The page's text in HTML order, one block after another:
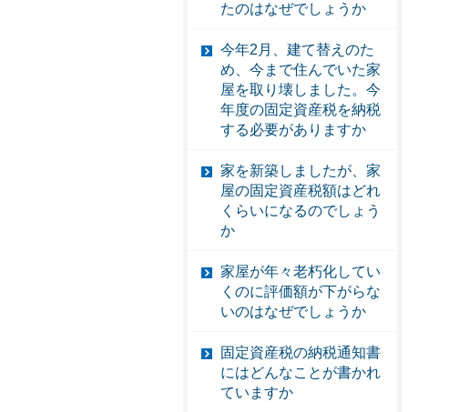
たのはなぜでしょうか
今年2月、建て替えのた
め、今まで住んでいた家
屋を取り壊しました。今
年度の固定資産税を納税
する必要がありますか
家を新築しましたが、家
屋の固定資産税額はどれ
くらいになるのでしょう
か
家屋が年々老朽化してい
くのに評価額が下がらな
いのはなぜでしょうか
固定資産税の納税通知書
にはどんなことが書かれ
ていますか